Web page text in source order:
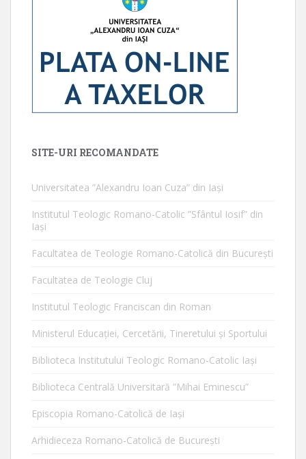
SITE-URI RECOMANDATE
Universitatea ”Alexandru Ioan Cuza” din Iaşi
Institutul Teologic Romano-Catolic ”Sfântul Iosif” din
Iaşi
Facultatea de Teologie Romano-Catolică din Bucureşti
Facultatea de Teologie Cluj
Institutul Teologic Franciscan din Roman
Ministerul Educaţiei, Cercetării, Tineretului şi Sportului
Biblioteca Institutului Teologic Romano-Catolic Iaşi
Biblioteca Centrală Universitară ”Mihai Eminescu”
Episcopia Romano-Catolică de Iaşi
Arhidieceza Romano-Catolică de Bucureşti